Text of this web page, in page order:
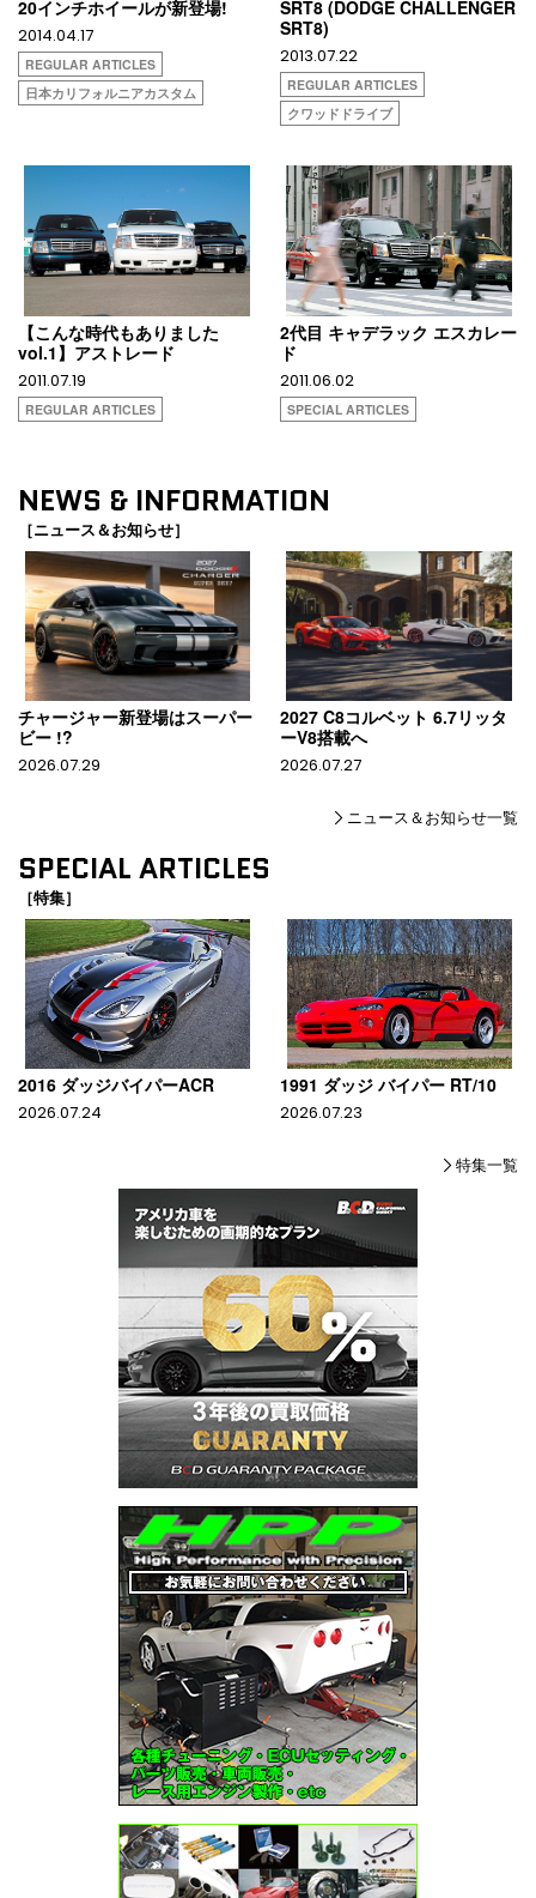
20インチホイールが新登場!
2014.04.17
REGULAR ARTICLES
日本カリフォルニアカスタム
SRT8 (DODGE CHALLENGER
SRT8)
2013.07.22
REGULAR ARTICLES
クワッドドライブ
【こんな時代もありました
vol.1】アストレード
2011.07.19
REGULAR ARTICLES
2代目 キャデラック エスカレー
ド
2011.06.02
SPECIAL ARTICLES
NEWS & INFORMATION
［ニュース＆お知らせ］
チャージャー新登場はスーパー
ビー !?
2026.07.29
2027 C8コルベット 6.7リッタ
ーV8搭載へ
2026.07.27
ニュース＆お知らせ一覧
SPECIAL ARTICLES
［特集］
2016 ダッジバイパーACR
2026.07.24
1991 ダッジ バイパー RT/10
2026.07.23
特集一覧